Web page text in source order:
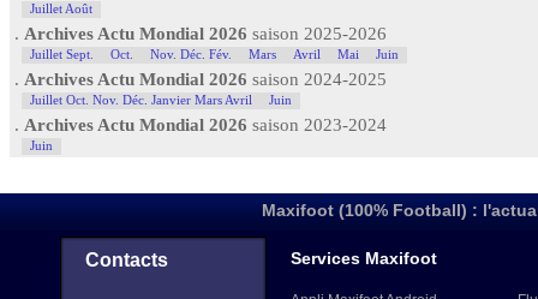
Juillet Août
. Archives Actu Mondial 2026 saison 2025-2026
Juillet Sept. Oct. Nov. Déc. Fév. Mars Avril Mai Juin
. Archives Actu Mondial 2026 saison 2024-2025
Juillet Oct. Nov. Déc. Janvier Mars Avril Juin
. Archives Actu Mondial 2026 saison 2023-2024
Juin
Maxifoot (100% Football) :
Contacts Services Maxifoot